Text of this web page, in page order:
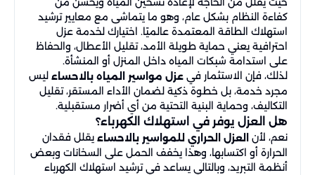
كفاءة النظام بشكل عام، وهو ما يتماشى مع معايير ترشيد
استهلاك الطاقة المعتمدة عالميًا. اختيارك لخدمة عزل
احترافية يعني حماية طويلة الأمد، تقليل الأعطال، والحفاظ
على استدامة شبكات المياه داخل المنزل أو المنشأة.
لذلك، فإن الاستثمار في عزل مواسير المياه بالاحساء ليس
مجرد خدمة، بل خطوة ذكية لضمان الأداء المستقر، تقليل
التكاليف، وحماية البنية التحتية من أي أضرار مستقبلية.
هل العزل يوفر في استهلاك الكهرباء؟
نعم، لأن العزل الحراري للمواسير بالاحساء يقلل فقدان
الحرارة أو اكتسابها، وهذا يخفف الحمل على السخانات وبعض
أنظمة التبريد، وبالتالي يساعد في ترشيد استهلاك الكهرباء